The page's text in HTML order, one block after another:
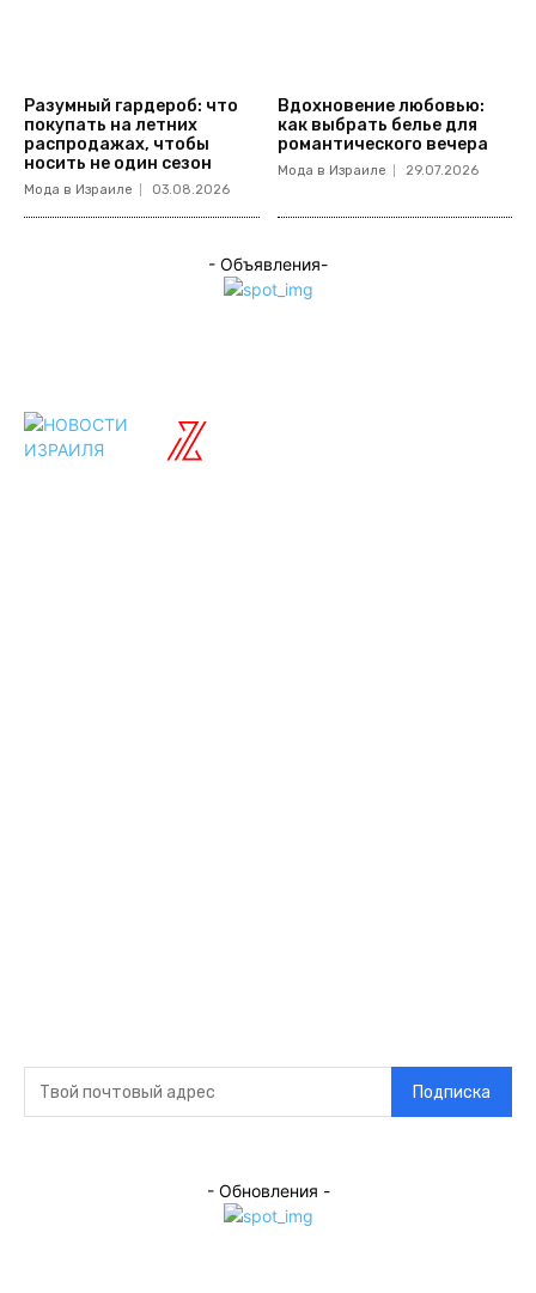
Разумный гардероб: что
покупать на летних
распродажах, чтобы
носить не один сезон
Мода в Израиле 03.08.2026
Вдохновение любовью:
как выбрать белье для
романтического вечера
Мода в Израиле 29.07.2026
- Объявления-
Подписка
- Обновления -